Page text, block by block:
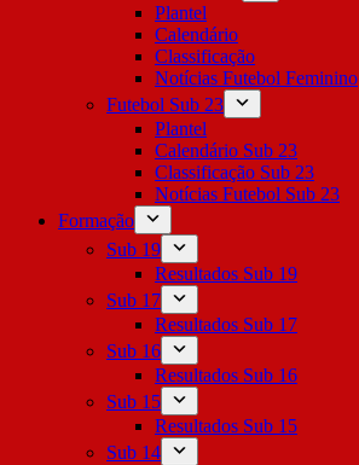
Plantel
Calendário
Classificação
Notícias Futebol Feminino
Futebol Sub 23
Plantel
Calendário Sub 23
Classificação Sub 23
Notícias Futebol Sub 23
Formação
Sub 19
Resultados Sub 19
Sub 17
Resultados Sub 17
Sub 16
Resultados Sub 16
Sub 15
Resultados Sub 15
Sub 14